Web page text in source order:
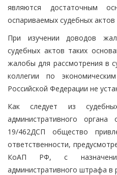
являются достаточным
оспариваемых судебных
При изучении доводов
судебных актов таких
жалобы для рассмотрения в
коллегии по
Российской Федерации не
Как следует из
административного
19/462ДСП общество
ответственности,
КоАП РФ, с
административного штрафа в